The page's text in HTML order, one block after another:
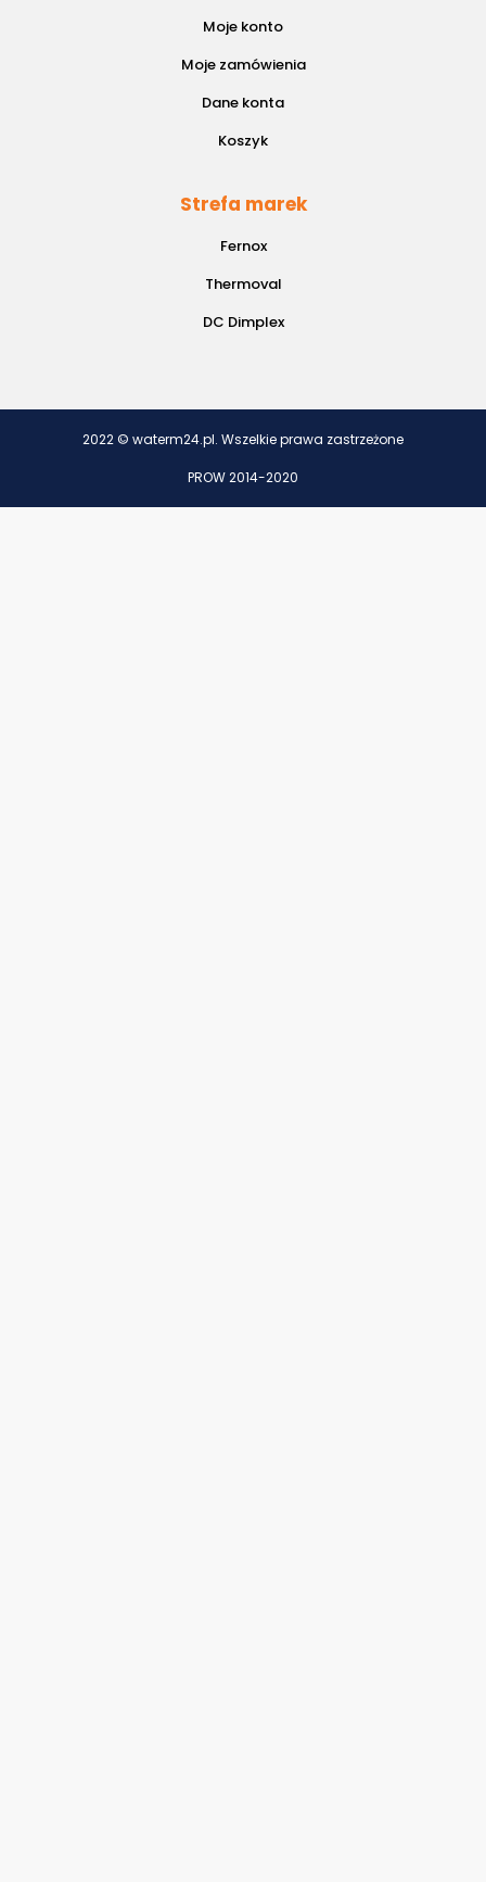
Moje konto
Moje zamówienia
Dane konta
Koszyk
Strefa marek
Fernox
Thermoval
DC Dimplex
2022 © waterm24.pl. Wszelkie prawa zastrzeżone
PROW 2014-2020